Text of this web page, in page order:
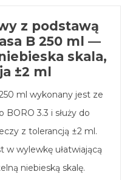
z podstawą
B 250 ml —
skala,
±2 ml
ml wykonany jest ze
3.3 i służy do
z tolerancją ±2 ml.
w wylewkę ułatwiającą
niebieską skalę.